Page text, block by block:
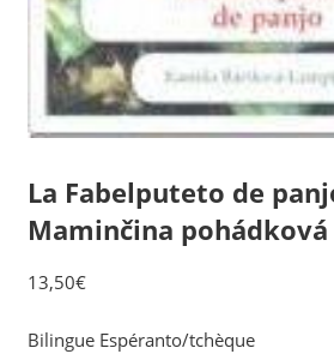
La Fabelputeto de
Maminčina
13,50€
Bilingue Espéranto/tchèque